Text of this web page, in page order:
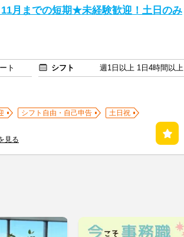
11月までの短期★未経験歓迎！土日のみ
ト シフト
週1日以上 1日4時間以上
シフト自由・自己申告
土日祝
見る